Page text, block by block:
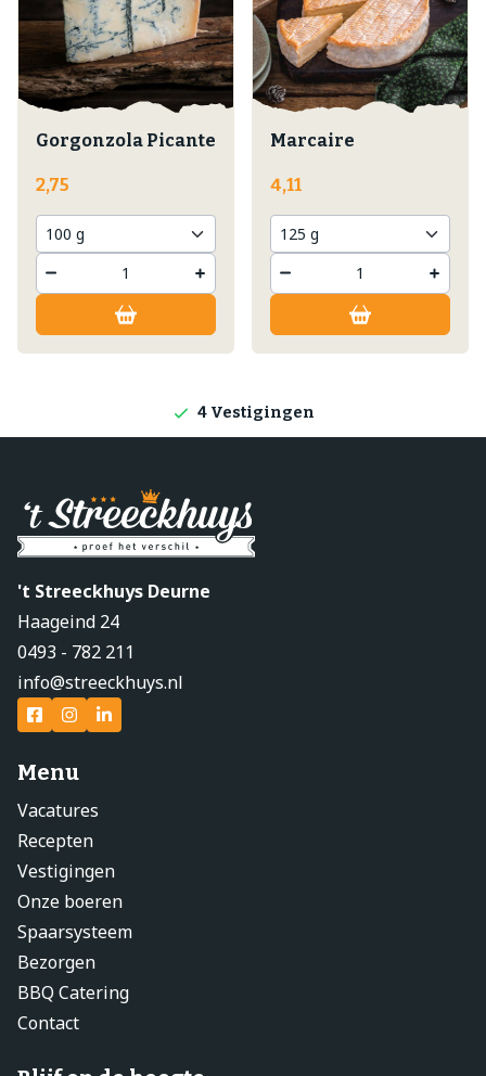
Gorgonzola Picante
2,75
Marcaire
4,11
Lokale producten
4 Vestigingen
't Streeckhuys Deurne
Haageind 24
0493 - 782 211
info@streeckhuys.nl
Menu
Vacatures
Recepten
Vestigingen
Onze boeren
Spaarsysteem
Bezorgen
BBQ Catering
Contact